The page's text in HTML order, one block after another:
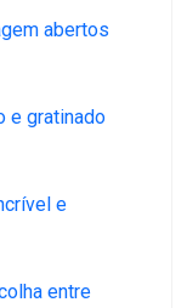
abertos
e gratinado
e
entre